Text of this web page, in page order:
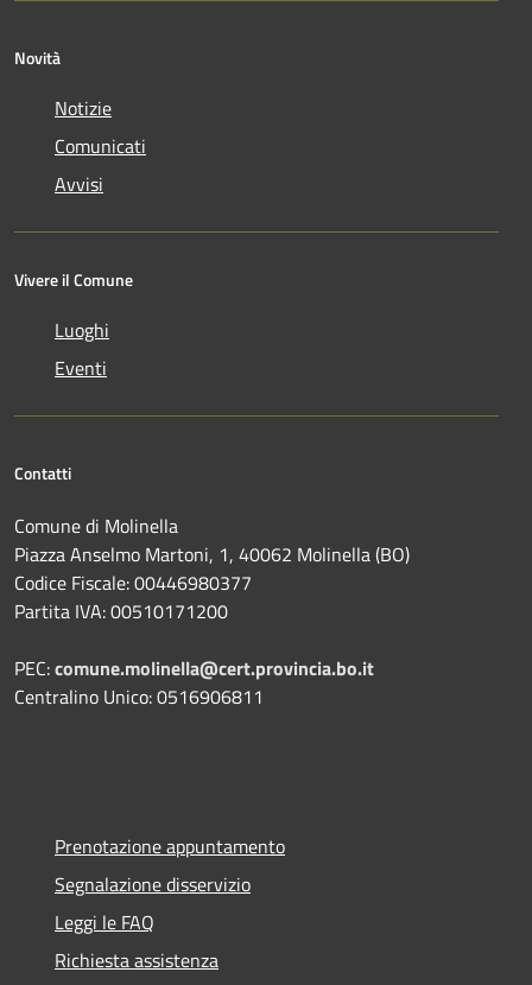
Novità
Notizie
Comunicati
Avvisi
Vivere il Comune
Luoghi
Eventi
Contatti
Comune di Molinella
Piazza Anselmo Martoni, 1, 40062 Molinella (BO)
Codice Fiscale: 00446980377
Partita IVA: 00510171200
PEC:comune.molinella@cert.provincia.bo.it
Centralino Unico: 0516906811
Prenotazione appuntamento
Segnalazione disservizio
Leggi le FAQ
Richiesta assistenza